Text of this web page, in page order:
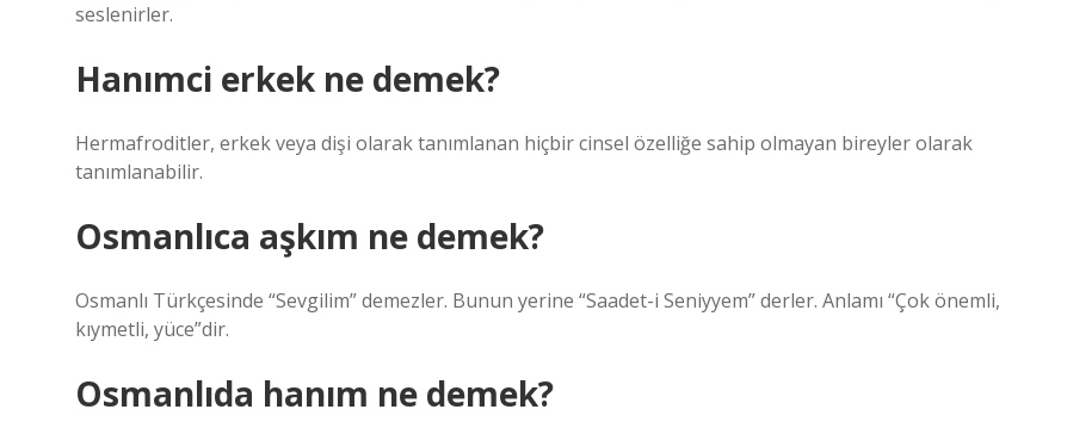
seslenirler.
Hanımci erkek ne demek?
Hermafroditler, erkek veya dişi olarak tanımlanan hiçbir cinsel özelliğe sahip olmayan bireyler olarak
tanımlanabilir.
Osmanlıca aşkım ne demek?
Osmanlı Türkçesinde “Sevgilim” demezler. Bunun yerine “Saadet-i Seniyyem” derler. Anlamı “Çok önemli,
kıymetli, yüce”dir.
Osmanlıda hanım ne demek?